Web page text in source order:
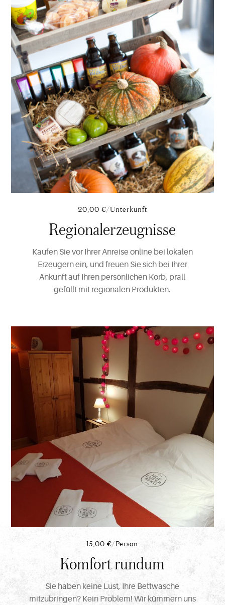
über
"Regionalerzeugnisse"
erfahren
Regionalerzeugnisse
Kaufen Sie vor Ihrer Anreise online bei lokalen
Erzeugern ein, und freuen Sie sich bei Ihrer
Ankunft auf Ihren persönlichen Korb, prall
gefüllt mit regionalen Produkten.
20,00 €/Unterkunft
über
"Komfort
rundum"
erfahren
Komfort rundum
Sie haben keine Lust, Ihre Bettwäsche
mitzubringen? Kein Problem! Wir kümmern uns
15,00 €/Person